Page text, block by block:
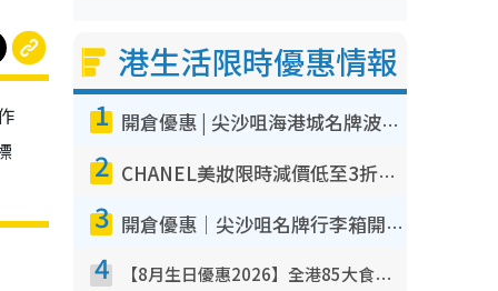
港生活限時優惠情報
1 開倉優惠 | 尖沙咀海港城名牌波鞋開倉低至1折！On鞋$899起／Joy&Peace鞋履$98起
2 CHANEL美妝限時減價低至3折！人氣粉底/唇膏/精華液低至$275！COCO香水都有平
3 開倉優惠｜尖沙咀名牌行李箱開倉低至4折！一連5日 American Tourister/ace./Hallmark $200起！
4 【8月生日優惠2026】全港85大食買玩著數攻略 自助餐/火鍋放題同行免費＋誠品/DONKI送現金券